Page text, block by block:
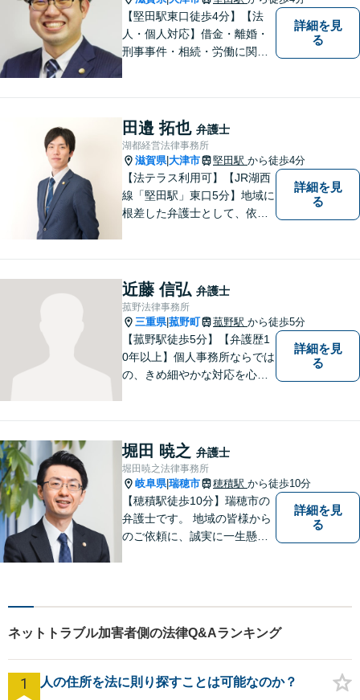
【堅田駅東口徒歩4分】【法
人・個人対応】借金・離婚・
刑事事件・相続・労働に関す
お話をお聞かせください。
【無料駐車場あり】
詳細を見
る
田邉 拓也 弁護士
湖都経営法律事務所
滋賀県|大津市 堅田駅 から徒歩4分
【法テラス利用可】【JR湖西
線「堅田駅」東口5分】地域に
根差した弁護士として、依頼
ます。弁護士に依頼するのは
敷居が高いとお考えの方も、
まずは一度ご相談ください。
詳細を見
る
近藤 信弘 弁護士
菰野法律事務所
三重県|菰野町 菰野駅 から徒歩5分
【菰野駅徒歩5分】【弁護歴1
0年以上】個人事務所ならでは
の、きめ細やかな対応を心が
行います！【完全個室】
詳細を見
る
堀田 暁之 弁護士
堀田暁之法律事務所
岐阜県|瑞穂市 穂積駅 から徒歩10分
【穂積駅徒歩10分】瑞穂市の
弁護士です。 地域の皆様から
のご依頼に、誠実に一生懸命
はじめとする民事事件に対応
してきました。お気軽にお電
話ください【駐車場完備】
詳細を見
る
ネットトラブル加害者側の法律Q&Aランキング
1 人の住所を法に則り探すことは可能なのか？